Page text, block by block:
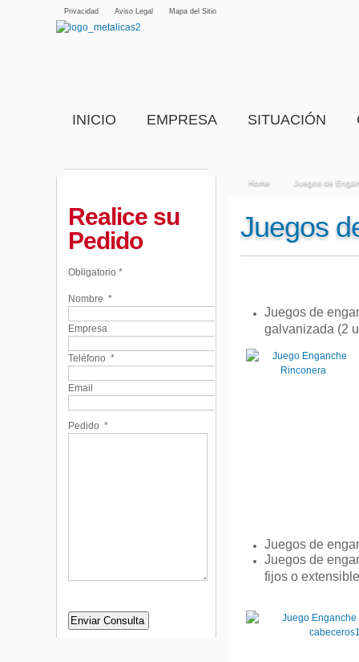
Privacidad Aviso Legal Mapa del Sitio
INICIO EMPRESA SITUACIÓN
Home Juegos de
Juegos
Juegos de
galvanizada (2
Juegos de
Juegos de
fijos o
Realice su
Pedido
Obligatorio *
Nombre *
Empresa
Teléfono *
Email
Pedido *